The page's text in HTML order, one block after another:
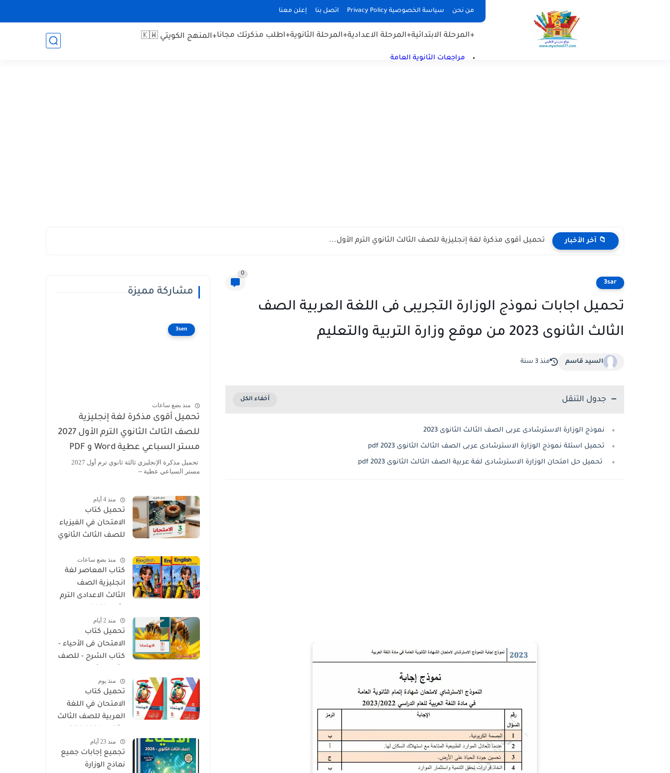
من نحن سياسة الخصوصية Privacy Policy اتصل بنا إعلن معنا
+المرحلة الابتدائية+المرحلة الاعدادية+المرحلة الثانوية+اطلب مذكرتك مجانا+المنهج الكويتي 🇰🇼
مراجعات الثانوية العامة
📁 آخر الأخبار تحميل أقوى مذكرة لغة إنجليزية للصف الثالث الثانوي الترم الأول...
3sar
0
تحميل اجابات نموذج الوزارة التجريبى فى اللغة العربية الصف
الثالث الثانوى 2023 من موقع وزارة التربية والتعليم
السيد قاسم منذ 3 سنة
جدول التنقل
نموذج الوزارة الاسترشادى عربى الصف الثالث الثانوى 2023
تحميل اسئلة نموذج الوزارة الاسترشادى عربى الصف الثالث الثانوى 2023 pdf
تحميل حل امتحان الوزارة الاسترشادى لغة عربية الصف الثالث الثانوى 2023 pdf
مشاركة مميزة
3sen
منذ بضع ساعات
تحميل أقوى مذكرة لغة إنجليزية
للصف الثالث الثانوي الترم الأول 2027
مستر السباعي عطية Word و PDF
تحميل مذكرة الإنجليزي ثالثة ثانوي ترم أول 2027
مستر السباعي عطية --
منذ 4 أيام
تحميل كتاب
الامتحان في الفيزياء
للصف الثالث الثانوي
الشرحمنذ بضع ساعات
كتاب المعاصر لغة
انجليزية الصف
الثالث الاعدادى الترم
منذ 2 أيام
تحميل كتاب
الامتحان فى الأحياء -
كتاب الشرح - للصف
PDFمنذ يوم
تحميل كتاب
الامتحان في اللغة
العربية للصف الثالث
كتاب الأسئلة
والتدريبات كامل
منذ 23 أيام
تجميع إجابات جميع
نماذج الوزارة